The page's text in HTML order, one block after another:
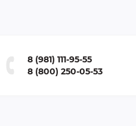
8 (981) 111-95-55
8 (800) 250-05-53